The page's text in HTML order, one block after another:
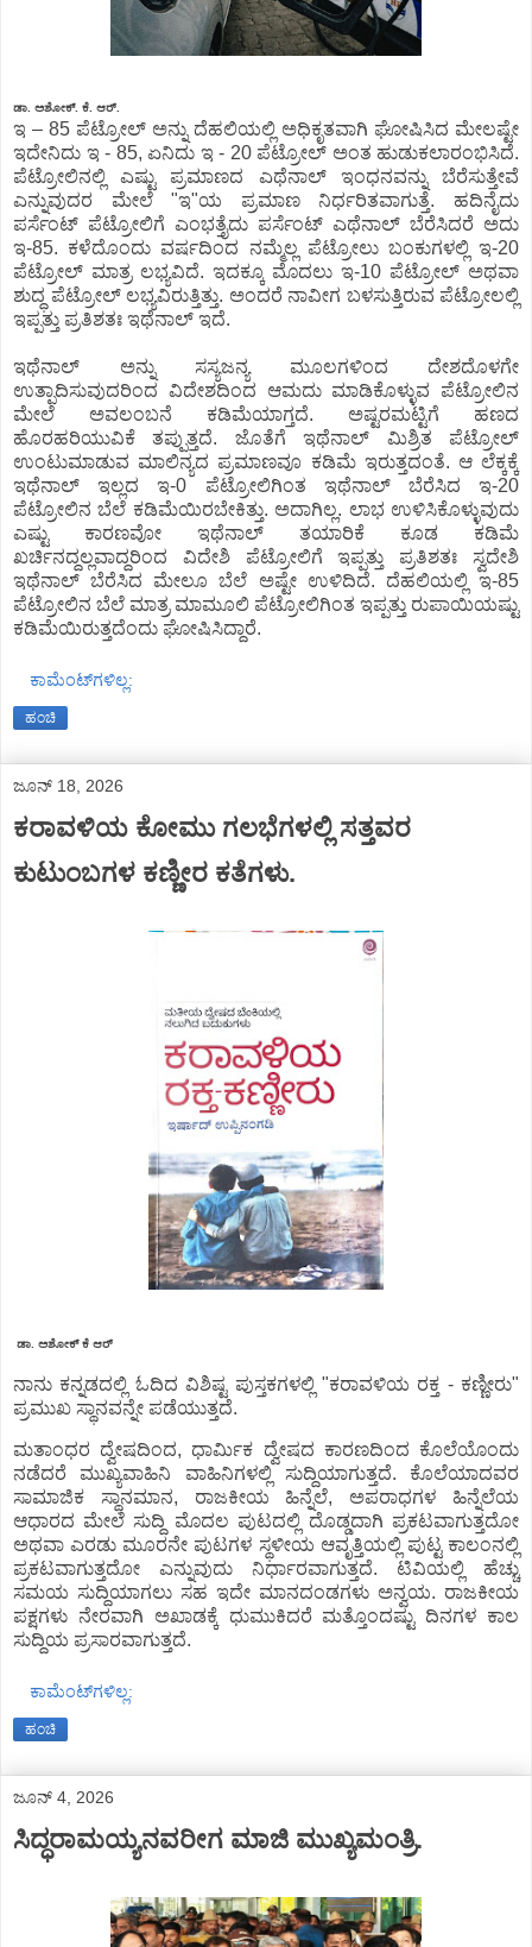
ಡಾ. ಅಶೋಕ್.‌ ಕೆ. ಆರ್.
ಇ – 85 ಪೆಟ್ರೋಲ್‌ ಅನ್ನು ದೆಹಲಿಯಲ್ಲಿ ಅಧಿಕೃತವಾಗಿ ಘೋಷಿಸಿದ ಮೇಲಷ್ಟೇ
ಇದೇನಿದು ಇ - 85, ಏನಿದು ಇ - 20 ಪೆಟ್ರೋಲ್‌ ಅಂತ ಹುಡುಕಲಾರಂಭಿಸಿದೆ.
ಪೆಟ್ರೋಲಿನಲ್ಲಿ ಎಷ್ಟು ಪ್ರಮಾಣದ ಎಥೆನಾಲ್‌ ಇಂಧನವನ್ನು ಬೆರೆಸುತ್ತೇವೆ
ಎನ್ನುವುದರ ಮೇಲೆ "ಇ"ಯ ಪ್ರಮಾಣ ನಿರ್ಧರಿತವಾಗುತ್ತೆ. ಹದಿನೈದು
ಪರ್ಸೆಂಟ್‌ ಪೆಟ್ರೋಲಿಗೆ ಎಂಭತ್ತೈದು ಪರ್ಸೆಂಟ್‌ ಎಥೆನಾಲ್‌ ಬೆರೆಸಿದರೆ ಅದು
ಇ-85. ಕಳೆದೊಂದು ವರ್ಷದಿಂದ ನಮ್ಮೆಲ್ಲ ಪೆಟ್ರೋಲು ಬಂಕುಗಳಲ್ಲಿ ಇ-20
ಪೆಟ್ರೋಲ್‌ ಮಾತ್ರ ಲಭ್ಯವಿದೆ. ಇದಕ್ಕೂ ಮೊದಲು ಇ-10 ಪೆಟ್ರೋಲ್‌ ಅಥವಾ
ಶುದ್ಧ ಪೆಟ್ರೋಲ್‌ ಲಭ್ಯವಿರುತ್ತಿತ್ತು. ಅಂದರೆ ನಾವೀಗ ಬಳಸುತ್ತಿರುವ ಪೆಟ್ರೋಲಲ್ಲಿ
ಇಪ್ಪತ್ತು ಪ್ರತಿಶತಃ ಇಥೆನಾಲ್‌ ಇದೆ.
ಇಥೆನಾಲ್‌ ಅನ್ನು ಸಸ್ಯಜನ್ಯ ಮೂಲಗಳಿಂದ ದೇಶದೊಳಗೇ
ಉತ್ಪಾದಿಸುವುದರಿಂದ ವಿದೇಶದಿಂದ ಆಮದು ಮಾಡಿಕೊಳ್ಳುವ ಪೆಟ್ರೋಲಿನ
ಮೇಲೆ ಅವಲಂಬನೆ ಕಡಿಮೆಯಾಗ್ತದೆ. ಅಷ್ಟರಮಟ್ಟಿಗೆ ಹಣದ
ಹೊರಹರಿಯುವಿಕೆ ತಪ್ಪುತ್ತದೆ. ಜೊತೆಗೆ ಇಥೆನಾಲ್‌ ಮಿಶ್ರಿತ ಪೆಟ್ರೋಲ್‌
ಉಂಟುಮಾಡುವ ಮಾಲಿನ್ಯದ ಪ್ರಮಾಣವೂ ಕಡಿಮೆ ಇರುತ್ತದಂತೆ. ಆ ಲೆಕ್ಕಕ್ಕೆ
ಇಥೆನಾಲ್‌ ಇಲ್ಲದ ಇ-0 ಪೆಟ್ರೋಲಿಗಿಂತ ಇಥೆನಾಲ್‌ ಬೆರೆಸಿದ ಇ-20
ಪೆಟ್ರೋಲಿನ ಬೆಲೆ ಕಡಿಮೆಯಿರಬೇಕಿತ್ತು. ಅದಾಗಿಲ್ಲ. ಲಾಭ ಉಳಿಸಿಕೊಳ್ಳುವುದು
ಎಷ್ಟು ಕಾರಣವೋ ಇಥೆನಾಲ್‌ ತಯಾರಿಕೆ ಕೂಡ ಕಡಿಮೆ
ಖರ್ಚಿನದ್ದಲ್ಲವಾದ್ದರಿಂದ ವಿದೇಶಿ ಪೆಟ್ರೋಲಿಗೆ ಇಪ್ಪತ್ತು ಪ್ರತಿಶತಃ ಸ್ವದೇಶಿ
ಇಥೆನಾಲ್‌ ಬೆರೆಸಿದ ಮೇಲೂ ಬೆಲೆ ಅಷ್ಟೇ ಉಳಿದಿದೆ. ದೆಹಲಿಯಲ್ಲಿ ಇ-85
ಪೆಟ್ರೋಲಿನ ಬೆಲೆ ಮಾತ್ರ ಮಾಮೂಲಿ ಪೆಟ್ರೋಲಿಗಿಂತ ಇಪ್ಪತ್ತು ರುಪಾಯಿಯಷ್ಟು
ಕಡಿಮೆಯಿರುತ್ತದೆಂದು ಘೋಷಿಸಿದ್ದಾರೆ.
ಕಾಮೆಂಟ್‌ಗಳಿಲ್ಲ:
ಹಂಚಿ
ಜೂನ್ 18, 2026
ಕರಾವಳಿಯ ಕೋಮು ಗಲಭೆಗಳಲ್ಲಿ ಸತ್ತವರ
ಕುಟುಂಬಗಳ ಕಣ್ಣೀರ ಕತೆಗಳು.
ಡಾ. ಅಶೋಕ್ ಕೆ ಆರ್
ನಾನು ಕನ್ನಡದಲ್ಲಿ ಓದಿದ ವಿಶಿಷ್ಟ ಪುಸ್ತಕಗಳಲ್ಲಿ "ಕರಾವಳಿಯ ರಕ್ತ - ಕಣ್ಣೀರು"
ಪ್ರಮುಖ ಸ್ಥಾನವನ್ನೇ ಪಡೆಯುತ್ತದೆ.
ಮತಾಂಧರ ದ್ವೇಷದಿಂದ, ಧಾರ್ಮಿಕ ದ್ವೇಷದ ಕಾರಣದಿಂದ ಕೊಲೆಯೊಂದು
ನಡೆದರೆ ಮುಖ್ಯವಾಹಿನಿ ವಾಹಿನಿಗಳಲ್ಲಿ ಸುದ್ದಿಯಾಗುತ್ತದೆ. ಕೊಲೆಯಾದವರ
ಸಾಮಾಜಿಕ ಸ್ಥಾನಮಾನ, ರಾಜಕೀಯ ಹಿನ್ನೆಲೆ, ಅಪರಾಧಗಳ ಹಿನ್ನೆಲೆಯ
ಆಧಾರದ ಮೇಲೆ ಸುದ್ದಿ ಮೊದಲ ಪುಟದಲ್ಲಿ ದೊಡ್ಡದಾಗಿ ಪ್ರಕಟವಾಗುತ್ತದೋ
ಅಥವಾ ಎರಡು ಮೂರನೇ ಪುಟಗಳ ಸ್ಥಳೀಯ ಆವೃತ್ತಿಯಲ್ಲಿ ಪುಟ್ಟ ಕಾಲಂನಲ್ಲಿ
ಪ್ರಕಟವಾಗುತ್ತದೋ ಎನ್ನುವುದು ನಿರ್ಧಾರವಾಗುತ್ತದೆ. ಟಿವಿಯಲ್ಲಿ ಹೆಚ್ಚು
ಸಮಯ ಸುದ್ದಿಯಾಗಲು ಸಹ ಇದೇ ಮಾನದಂಡಗಳು ಅನ್ವಯ. ರಾಜಕೀಯ
ಪಕ್ಷಗಳು ನೇರವಾಗಿ ಅಖಾಡಕ್ಕೆ ಧುಮುಕಿದರೆ ಮತ್ತೊಂದಷ್ಟು ದಿನಗಳ ಕಾಲ
ಸುದ್ದಿಯ ಪ್ರಸಾರವಾಗುತ್ತದೆ.
ಕಾಮೆಂಟ್‌ಗಳಿಲ್ಲ:
ಹಂಚಿ
ಜೂನ್ 4, 2026
ಸಿದ್ಧರಾಮಯ್ಯನವರೀಗ ಮಾಜಿ ಮುಖ್ಯಮಂತ್ರಿ.